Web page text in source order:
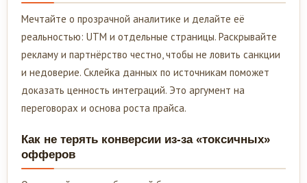
Мечтайте о прозрачной аналитике и делайте её
реальностью: UTM и отдельные страницы. Раскрывайте
рекламу и партнёрство честно, чтобы не ловить санкции
и недоверие. Склейка данных по источникам поможет
доказать ценность интеграций. Это аргумент на
переговорах и основа роста прайса.
Как не терять конверсии из-за «токсичных»
офферов